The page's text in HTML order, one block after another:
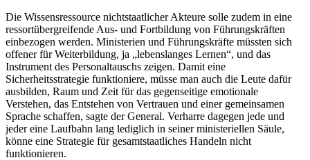
Die Wissensressource nichtstaatlicher Akteure solle zudem in eine
ressortübergreifende Aus- und Fortbildung von Führungskräften
einbezogen werden. Ministerien und Führungskräfte müssten sich
offener für Weiterbildung, ja „lebenslanges Lernen“, und das
Instrument des Personaltauschs zeigen. Damit eine
Sicherheitsstrategie funktioniere, müsse man auch die Leute dafür
ausbilden, Raum und Zeit für das gegenseitige emotionale
Verstehen, das Entstehen von Vertrauen und einer gemeinsamen
Sprache schaffen, sagte der General. Verharre dagegen jede und
jeder eine Laufbahn lang lediglich in seiner ministeriellen Säule,
könne eine Strategie für gesamtstaatliches Handeln nicht
funktionieren.